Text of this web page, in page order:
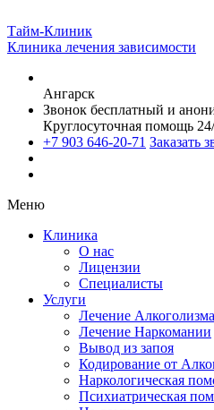
Тайм-Клиник
Клиника лечения зависимости
Ангарск
Звонок бесплатный и
Круглосуточная помощь
+7 903 646-20-71 Заказать
Меню
Клиника
О нас
Лицензии
Специалисты
Услуги
Лечение Алкоголизма
Лечение Наркомании
Вывод из запоя
Кодирование от
Наркологическая
Психиатрическая